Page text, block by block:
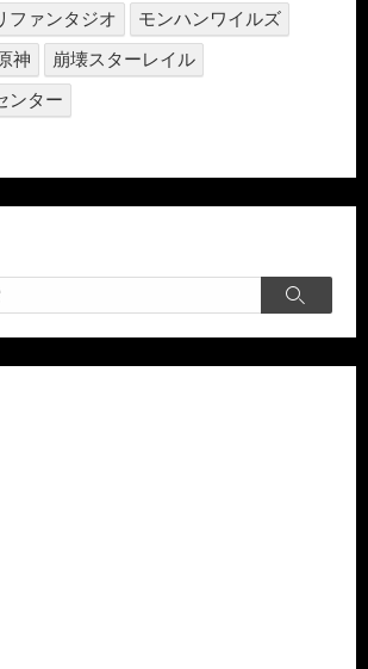
ファンタジオ
モンハンワイルズ
神
崩壊スターレイル
ンター
検